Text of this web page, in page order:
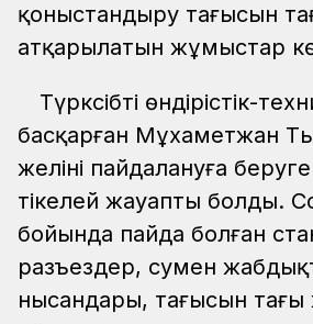
қоныстандыру тағысын
атқарылатын жұмыстар
Түрксібтің өндірістік-
басқарған Мұхаметжан
желіні пайдалануға
тікелей жауапты болды.
бойында пайда болған
разъездер, сумен
нысандары, тағысын